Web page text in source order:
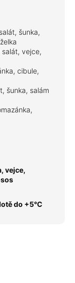
šunka,
vejce,
cibule,
šunka, salám
vejce,
do +5°C